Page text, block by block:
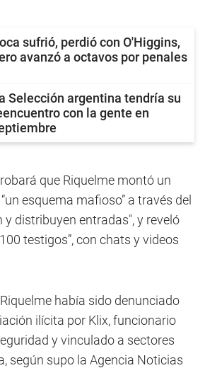
sufrió, perdió con O'Higgins,
avanzó a octavos por penales
Selección argentina tendría su
con la gente en
que Riquelme montó un
esquema mafioso” a través del
y distribuyen entradas", y reveló
testigos”, con chats y videos
había sido denunciado
ilícita por Klix, funcionario
y vinculado a sectores
según supo la Agencia Noticias